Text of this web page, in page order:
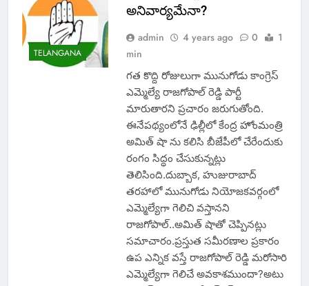
TELANGANA
అనివార్యమేనా?
admin 4 years ago 0
1
min
గత కొద్ది రోజులుగా మునుగోడు కాంగ్రెస్
ఎమ్మెల్యే రాజగోపాల్ రెడ్డి పార్టీ
మారుతారని ప్రచారం జరుగుతోంది.
ఈనేపథ్యంలోనే ఢిల్లీలో కేంద్ర హోంమంత్రి
అమిత్ షా ను కలిసి బీజేపీలో చేరేందుకు
రంగం సిద్ధం చేసుకున్నట్లు
తెలిసింది.దుబ్బాక, హుజురాబాద్
తరహాలో మునుగోడు నియోజకవర్గంలో
ఎమ్మెల్యేగా గెలిచి వస్తానని
రాజగోపాల్..అమిత్ షాతో చెప్పినట్లు
సమాచారం.ప్రస్తుత సమీరణాల ప్రకారం
ఉప ఎన్నిక వస్తే రాజగోపాల్ రెడ్డి మరోసారి
ఎమ్మెల్యేగా గెలిచే అవకాశముందా?అటు